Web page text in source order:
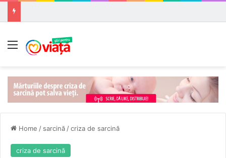
Meniu
Home / sarcină /criza de sarcină
criza de sarcină